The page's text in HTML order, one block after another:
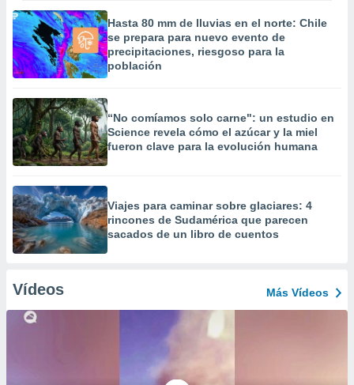
Hasta 80 mm de lluvias en el norte: Chile
se prepara para nuevo evento de
precipitaciones, riesgoso para la
población
“No comíamos solo carne": un estudio en
Science revela cómo el azúcar y la miel
fueron clave para la evolución humana
Viajes para caminar sobre glaciares: 4
rincones de Sudamérica que parecen
sacados de un libro de cuentos
Vídeos Más Vídeos